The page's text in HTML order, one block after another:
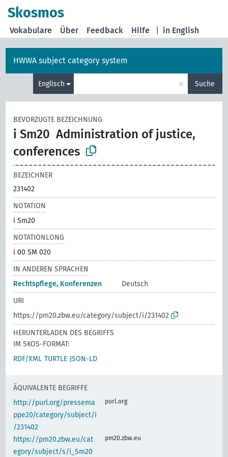
Skosmos
in English
Vokabulare Über Feedback Hilfe
HWWA subject category system
Englisch × Suche
BEVORZUGTE BEZEICHNUNG
i Sm20 Administration of justice,
conferences
BEZEICHNER
231402
NOTATION
i Sm20
NOTATIONLONG
i 00 SM 020
IN ANDEREN SPRACHEN
Rechtspflege, Konferenzen
Deutsch
URI
https://pm20.zbw.eu/category/subject/i/231402
HERUNTERLADEN DES BEGRIFFS
IM SKOS-FORMAT:
RDF/XML TURTLE JSON-LD
ÄQUIVALENTE BEGRIFFE
http://purl.org/pressema
ppe20/category/subject/i
/231402
purl.org
https://pm20.zbw.eu/cat
egory/subject/s/i_Sm20
pm20.zbw.eu